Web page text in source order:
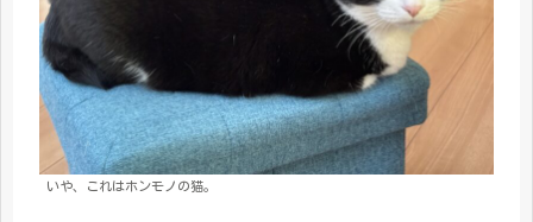
いや、これはホンモノの猫。